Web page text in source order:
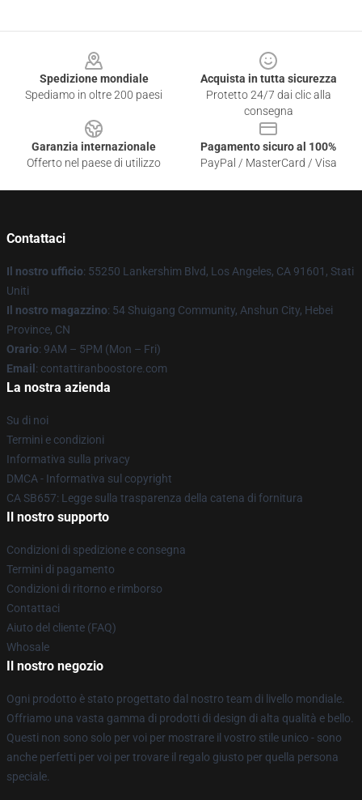
Spedizione mondiale
Spediamo in oltre 200 paesi
Acquista in tutta sicurezza
Protetto 24/7 dai clic alla
consegna
Garanzia internazionale
Offerto nel paese di utilizzo
Pagamento sicuro al 100%
PayPal / MasterCard / Visa
Contattaci
Il nostro ufficio: 55250 Lankershim Blvd, Los Angeles, CA 91601, Stati
Uniti
Il nostro magazzino: 54 Shuigang Community, Anshun City, Hebei
Province, CN
Orario: 9AM – 5PM (Mon – Fri)
Email : contattiranboostore.com
La nostra azienda
Su di noi
Termini e condizioni
Informativa sulla privacy
DMCA - Informativa sul copyright
CA SB657: Legge sulla trasparenza della catena di fornitura
Il nostro supporto
Condizioni di spedizione e consegna
Termini di pagamento
Condizioni di ritorno e rimborso
Contattaci
Aiuto del cliente (FAQ)
Whosale
Il nostro negozio
Ogni prodotto è stato progettato dal nostro team di livello mondiale.
Offriamo una vasta gamma di prodotti di design di alta qualità e bello.
Questi non sono solo per voi per mostrare il vostro stile unico - sono
anche perfetti per voi per trovare il regalo giusto per quella persona
speciale.